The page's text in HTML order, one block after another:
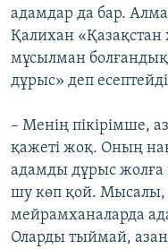
адамдар да бар.
Қалихан «Қазақстан
мұсылман
дұрыс» деп
– Менің пікірімше,
қажеті жоқ. Оның
адамды дұрыс жолға
шу көп қой. Мысалы,
мейрамханаларда
Оларды тыймай,